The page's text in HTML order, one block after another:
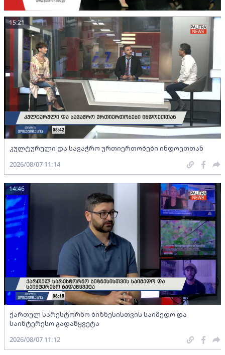
კულტურული და სავაჭრო ურთიერთობები ინდოეთთან
15:21
2026/08/07 11:14
ქართულ სარესტორნო ბიზნესისთვის საიმედო და
საინტერესო გადაწყვეტა
14:46
2026/08/07 11:12